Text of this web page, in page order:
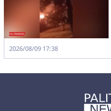
2026/08/09 17:38